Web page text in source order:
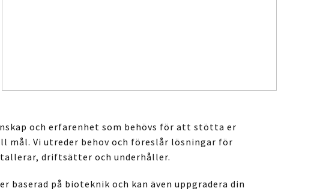
och erfarenhet som behövs för att stötta er
mål. Vi utreder behov och föreslår lösningar för
driftsätter och underhåller.
baserad på bioteknik och kan även uppgradera din